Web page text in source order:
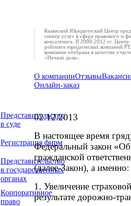
Представительство
в суде
Регистрация фирм
Представительство
в государственных
органах
Корпоративное
право
Казанский Юридический Центр
спектр услуг в сфере правового и
консалтинга. В 2008-2012 гг. Центр
рейтинге юридических компаний
компания отобрана в качестве
«Начало дела».
О компанииОтзывы
Онлайн-заказ
02.12.2013
В настоящее время
Федеральный закон «Об
гражданской
(далее-Закон), а именно:
1. Увеличение
результате дорожно-